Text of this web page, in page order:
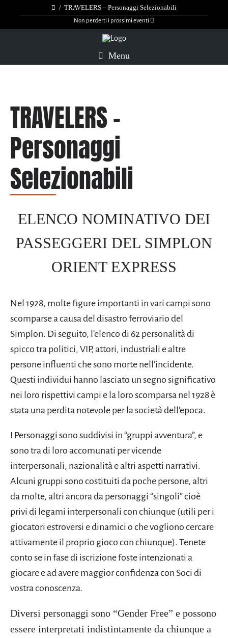
/ TRAVELERS – Personaggi Selezionabili
Non perderti i prossimi eventi
Menu
TRAVELERS –
Personaggi
Selezionabili
ELENCO NOMINATIVO DEI
PASSEGGERI DEL SIMPLON
ORIENT EXPRESS
Nel 1928, molte figure importanti in vari campi sono
scomparse a causa del disastro ferroviario del
Simplon. Di seguito, l’elenco di 62 personalità di
spicco tra politici, VIP, attori, industriali e altre
persone influenti che sono morte nell’incidente.
Questi individui hanno lasciato un segno significativo
nei loro rispettivi campi e la loro scomparsa nel 1928 è
stata una perdita notevole per la società dell’epoca.
I Personaggi sono suddivisi in “gruppi avventura”, e
sono tra di loro accomunati per vicende
interpersonali, nazionalità e altri aspetti narrativi.
Alcuni gruppi sono costituiti da poche persone, altri
da molte, altri ancora da personaggi “singoli” cioè
privi di legami interpersonali con chiunque (utili per i
giocatori estroversi e dinamici o che vogliono cercare
attivamente il proprio gioco con chiunque). Tenete
conto se in fase di iscrizione foste intenzionati a
giocare e ad avere maggior confidenza con Soci di
vostra conoscenza.
Diversi personaggi sono “Gender Free” e possono
essere interpretati indistintamente da chiunque a